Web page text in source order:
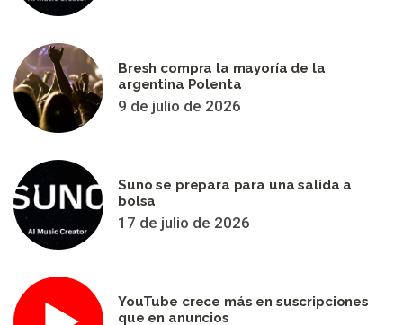
Bresh compra la mayoría de la
argentina Polenta
9 de julio de 2026
Suno se prepara para una salida a
bolsa
17 de julio de 2026
YouTube crece más en suscripciones
que en anuncios